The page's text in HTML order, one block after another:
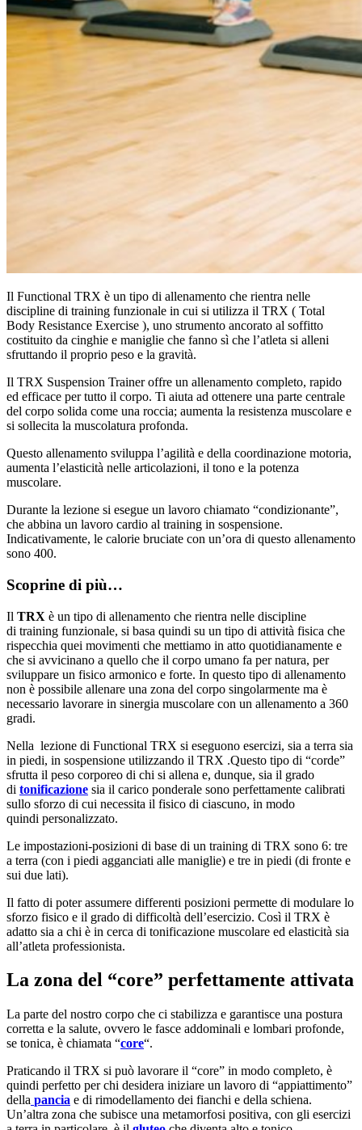
Il Functional TRX è un tipo di allenamento che rientra nelle
discipline di training funzionale in cui si utilizza il TRX ( Total
Body Resistance Exercise ), uno strumento ancorato al soffitto
costituito da cinghie e maniglie che fanno sì che l’atleta si alleni
sfruttando il proprio peso e la gravità.
Il TRX Suspension Trainer offre un allenamento completo, rapido
ed efficace per tutto il corpo. Ti aiuta ad ottenere una parte centrale
del corpo solida come una roccia; aumenta la resistenza muscolare e
si sollecita la muscolatura profonda.
Questo allenamento sviluppa l’agilità e della coordinazione motoria,
aumenta l’elasticità nelle articolazioni, il tono e la potenza
muscolare.
Durante la lezione si esegue un lavoro chiamato “condizionante”,
che abbina un lavoro cardio al training in sospensione.
Indicativamente, le calorie bruciate con un’ora di questo allenamento
sono 400.
Scoprine di più…
Il TRX è un tipo di allenamento che rientra nelle discipline
di training funzionale, si basa quindi su un tipo di attività fisica che
rispecchia quei movimenti che mettiamo in atto quotidianamente e
che si avvicinano a quello che il corpo umano fa per natura, per
sviluppare un fisico armonico e forte. In questo tipo di allenamento
non è possibile allenare una zona del corpo singolarmente ma è
necessario lavorare in sinergia muscolare con un allenamento a 360
gradi.
Nella lezione di Functional TRX si eseguono esercizi, sia a terra sia
in piedi, in sospensione utilizzando il TRX .Questo tipo di “corde”
sfrutta il peso corporeo di chi si allena e, dunque, sia il grado
di tonificazione sia il carico ponderale sono perfettamente calibrati
sullo sforzo di cui necessita il fisico di ciascuno, in modo
quindi personalizzato.
Le impostazioni-posizioni di base di un training di TRX sono 6: tre
a terra (con i piedi agganciati alle maniglie) e tre in piedi (di fronte e
sui due lati).
Il fatto di poter assumere differenti posizioni permette di modulare lo
sforzo fisico e il grado di difficoltà dell’esercizio. Così il TRX è
adatto sia a chi è in cerca di tonificazione muscolare ed elasticità sia
all’atleta professionista.
La zona del “core” perfettamente attivata
La parte del nostro corpo che ci stabilizza e garantisce una postura
corretta e la salute, ovvero le fasce addominali e lombari profonde,
se tonica, è chiamata “core“.
Praticando il TRX si può lavorare il “core” in modo completo, è
quindi perfetto per chi desidera iniziare un lavoro di “appiattimento”
della pancia e di rimodellamento dei fianchi e della schiena.
Un’altra zona che subisce una metamorfosi positiva, con gli esercizi